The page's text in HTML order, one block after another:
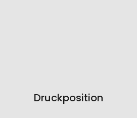
Druckposition